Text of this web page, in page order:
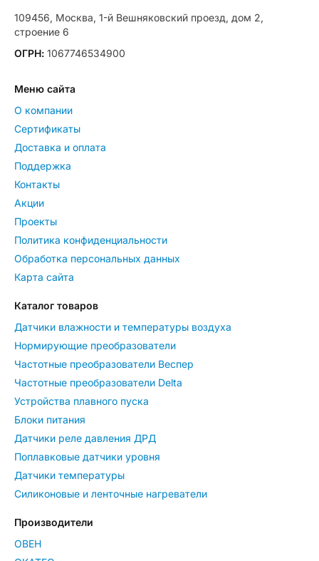
109456, Москва, 1-й Вешняковский проезд, дом 2,
строение 6
ОГРН: 1067746534900
Меню сайта
О компании
Сертификаты
Доставка и оплата
Поддержка
Контакты
Акции
Проекты
Политика конфиденциальности
Обработка персональных данных
Карта сайта
Каталог товаров
Датчики влажности и температуры воздуха
Нормирующие преобразователи
Частотные преобразователи Веспер
Частотные преобразователи Delta
Устройства плавного пуска
Блоки питания
Датчики реле давления ДРД
Поплавковые датчики уровня
Датчики температуры
Силиконовые и ленточные нагреватели
Производители
ОВЕН